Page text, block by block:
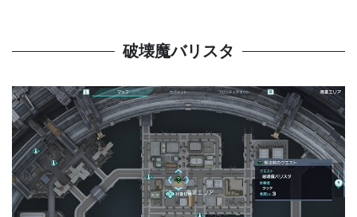
破壊魔バリスタ